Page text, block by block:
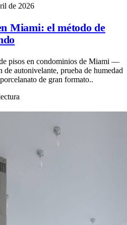
de 2026
Miami: el método de
pisos en condominios de Miami —
de autonivelante, prueba de humedad
de gran formato..